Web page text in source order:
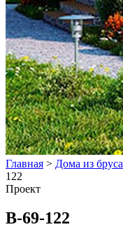
Главная > Дома из бруса
122
Проект
В-69-122